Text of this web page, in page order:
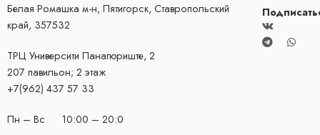
Белая Ромашка м-н, Пятигорск, Ставропольский
край, 357532
ТРЦ Университи ​Панагюриште, 2
207 павильон; 2 этаж
+7(962) 437 57 33
Пн – Вс 10:00 – 20:0